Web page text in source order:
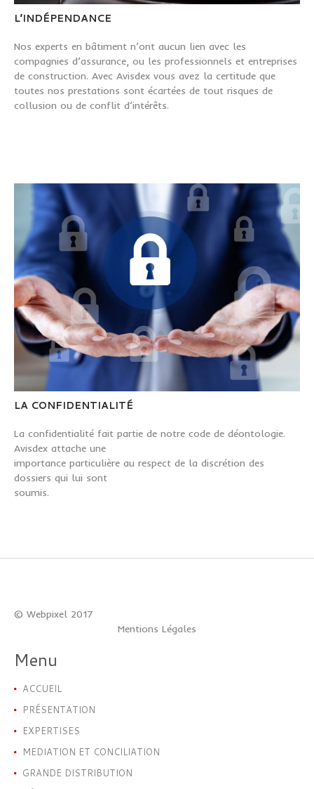
L’INDÉPENDANCE
Nos experts en bâtiment n’ont aucun lien avec les
compagnies d’assurance, ou les professionnels et entreprises
de construction. Avec Avisdex vous avez la certitude que
toutes nos prestations sont écartées de tout risques de
collusion ou de conflit d’intérêts.
LA CONFIDENTIALITÉ
La confidentialité fait partie de notre code de déontologie.
Avisdex attache une
importance particulière au respect de la discrétion des
dossiers qui lui sont
soumis.
© Webpixel 2017
Mentions Légales
Menu
ACCUEIL
PRÉSENTATION
EXPERTISES
MEDIATION ET CONCILIATION
GRANDE DISTRIBUTION